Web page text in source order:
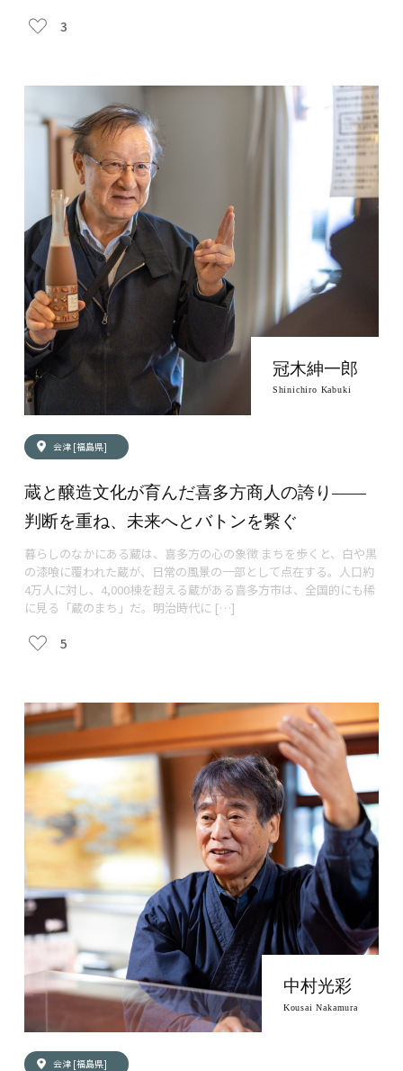
3
蔵と醸造文化が育んだ喜多方商人の誇り——
判断を重ね、未来へとバトンを繋ぐ
暮らしのなかにある蔵は、喜多方の心の象徴 まちを歩くと、白や黒
の漆喰に覆われた蔵が、日常の風景の一部として点在する。人口約
4万人に対し、4,000棟を超える蔵がある喜多方市は、全国的にも稀
に見る「蔵のまち」だ。明治時代に […]
5
会津 [福島県]
冠木紳一郎
Shinichiro Kabuki
会津 [福島県]
中村光彩
Kousai Nakamura